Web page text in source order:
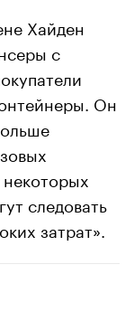
Хайден
с
Он
следовать
затрат».